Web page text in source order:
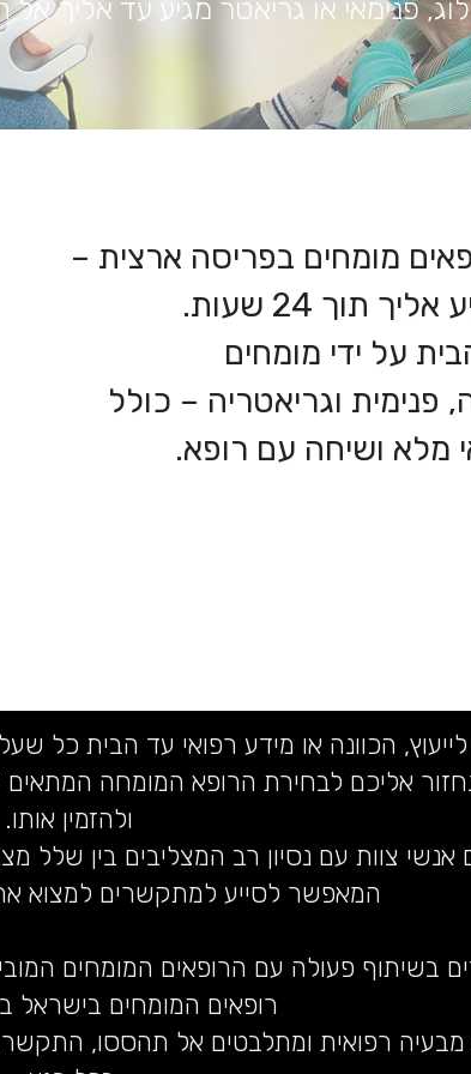
פנימאי או גריאטר מגיע עד אליךאל
30 רופאים מומחים בפריסה ארצית –
תוך 24 שעות.
על ידי מומחים
פנימית וגריאטריה – כולל
מלא ושיחה עם רופא.
הכוונה או מידע רפואי עד הבית כל
נחזור אליכם לבחירת הרופא המומחה
ולהזמין אותו.
אנשי צוות עם נסיון רב המצליבים בין שלל
המאפשר לסייע למתקשרים למצוא
בשיתוף פעולה עם הרופאים המומחים
רופאים המומחים בישראל
רפואית ומתלבטים אל תהססו, התקשרו